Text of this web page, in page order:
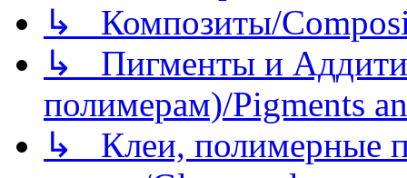
↳ Композиты/
↳ Пигменты и
полимерам)/Pigments
↳ Клеи, полимерные